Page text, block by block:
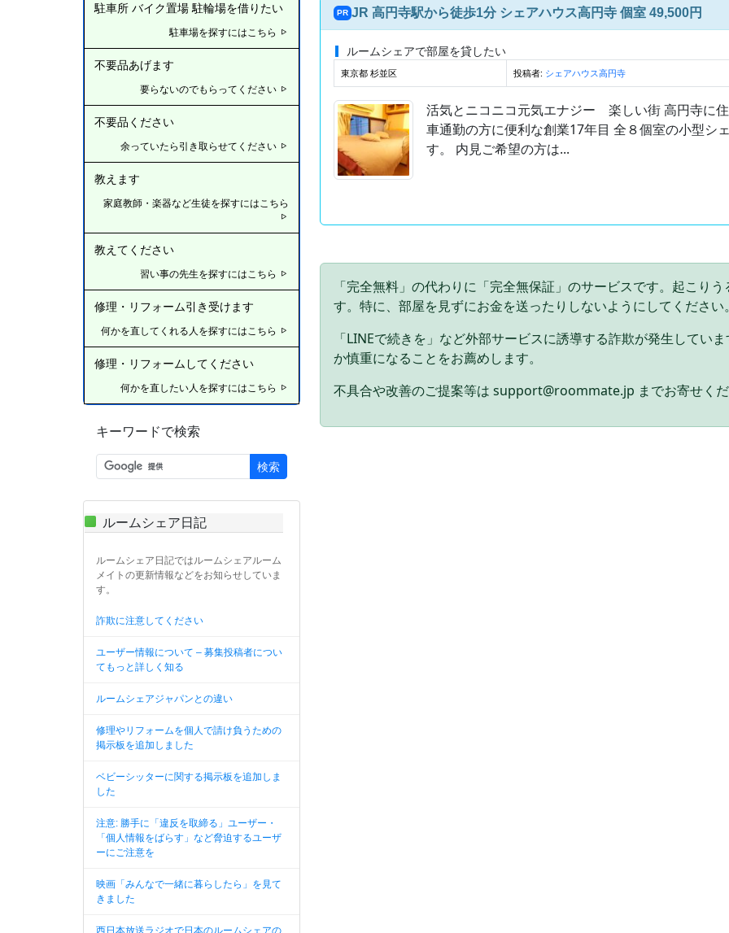
駐車所 バイク置場 駐輪場を借りたい
駐車場を探すにはこちら
不要品あげます
要らないのでもらってください
不要品ください
余っていたら引き取らせてください
教えます
家庭教師・楽器など生徒を探すにはこちら
教えてください
習い事の先生を探すにはこちら
修理・リフォーム引き受けます
何かを直してくれる人を探すにはこちら
修理・リフォームしてください
何かを直したい人を探すにはこちら
キーワードで検索
検索
ルームシェア日記
ルームシェア日記ではルームシェアルーム
メイトの更新情報などをお知らせしていま
す。
詐欺に注意してください
ユーザー情報について – 募集投稿者につい
てもっと詳しく知る
ルームシェアジャパンとの違い
修理やリフォームを個人で請け負うための
掲示板を追加しました
ベビーシッターに関する掲示板を追加しま
した
注意: 勝手に「違反を取締る」ユーザー・
「個人情報をばらす」など脅迫するユーザ
ーにご注意を
映画「みんなで一緒に暮らしたら」を見て
きました
西日本放送ラジオで日本のルームシェアの
PR JR 高円寺駅から徒歩1分 シェアハウス高円寺 個室 49,500円
ルームシェアで部屋を貸したい
東京都 杉並区 投稿者: シェアハウス高円寺
活気とニコニコ元気エナジー 楽しい街 高円寺に
車通勤の方に便利な創業17年目 全８個室の小型シ
す。 内見ご希望の方は...
「完全無料」の代わりに「完全無保証」のサービスです。起こり
す。特に、部屋を見ずにお金を送ったりしないようにしてください
「LINEで続きを」など外部サービスに誘導する詐欺が発生してい
か慎重になることをお薦めします。
不具合や改善のご提案等は support@roommate.jp までお寄せく